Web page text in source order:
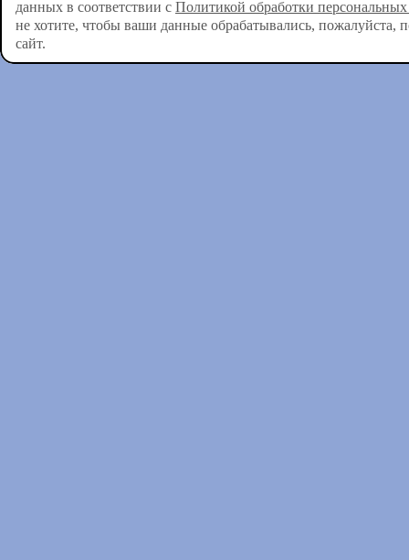
данных в соответствии с Политикой обработки
не хотите, чтобы ваши данные обрабатывались, пожалуйста,
сайт.